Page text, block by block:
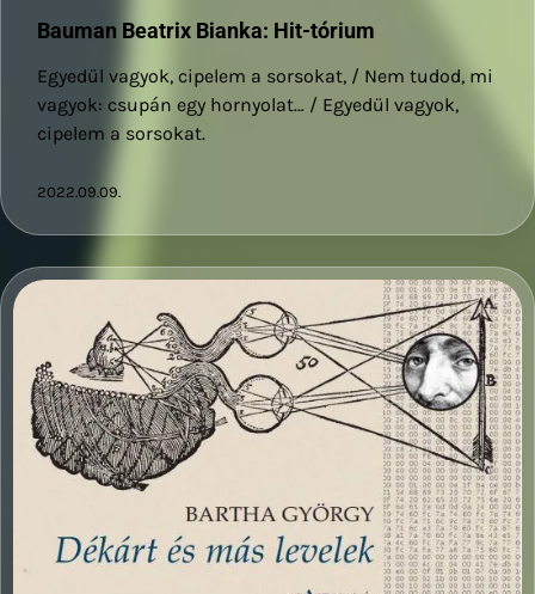
Bauman Beatrix Bianka: Hit-tórium
Egyedül vagyok, cipelem a sorsokat, / Nem tudod, mi
vagyok: csupán egy hornyolat… / Egyedül vagyok,
cipelem a sorsokat.
2022.09.09.